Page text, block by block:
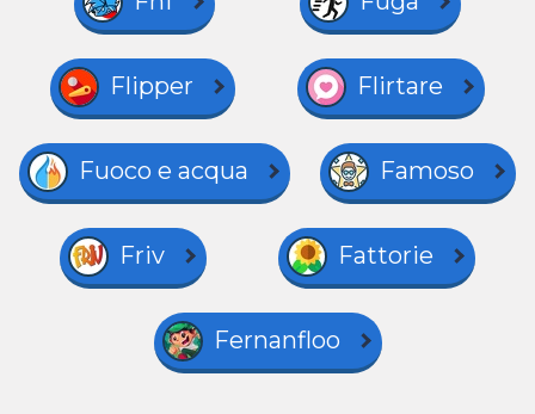
Flipper Flirtare
Fuoco e acqua Famoso
Friv Fattorie
Fernanfloo